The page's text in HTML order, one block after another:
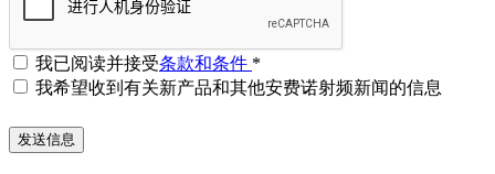
我已阅读并接受条款和条件 *
我希望收到有关新产品和其他安费诺射频新闻的信息